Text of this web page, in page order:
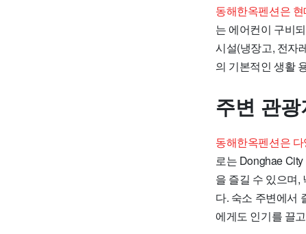
동해한옥펜션은
는 에어컨이 구비
시설(냉장고, 전자
의 기본적인 생활
주변 관광
동해한옥펜션은
로는 Donghae
을 즐길 수 있으며,
다. 숙소 주변에서
에게도 인기를 끌